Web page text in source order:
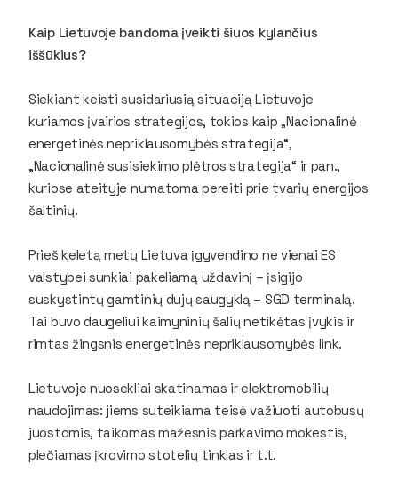
Kaip Lietuvoje bandoma įveikti šiuos kylančius
iššūkius?
Siekiant keisti susidariusią situaciją Lietuvoje
kuriamos įvairios strategijos, tokios kaip „Nacionalinė
energetinės nepriklausomybės strategija“,
„Nacionalinė susisiekimo plėtros strategija“ ir pan.,
kuriose ateityje numatoma pereiti prie tvarių energijos
šaltinių.
Prieš keletą metų Lietuva įgyvendino ne vienai ES
valstybei sunkiai pakeliamą uždavinį – įsigijo
suskystintų gamtinių dujų saugyklą – SGD terminalą.
Tai buvo daugeliui kaimyninių šalių netikėtas įvykis ir
rimtas žingsnis energetinės nepriklausomybės link.
Lietuvoje nuosekliai skatinamas ir elektromobilių
naudojimas: jiems suteikiama teisė važiuoti autobusų
juostomis, taikomas mažesnis parkavimo mokestis,
plečiamas įkrovimo stotelių tinklas ir t.t.